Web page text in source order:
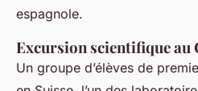
espagnole.
Excursion scientifique au
Un groupe d’élèves de